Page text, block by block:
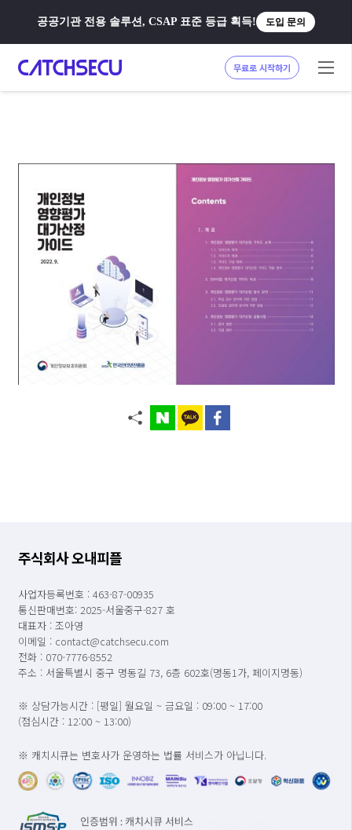
공공기관 전용 솔루션, CSAP 표준 등급 획득! 도입 문의
무료로 시작하기
주식회사 오내피플
사업자등록번호 : 463-87-00935
통신판매번호: 2025-서울중구-827 호
대표자 : 조아영
이메일 : contact@catchsecu.com
전화 : 070-7776-8552
주소 : 서울특별시 중구 명동길 73, 6층 602호(명동1가, 페이지명동)
※ 상담가능시간 : [평일] 월요일 ~ 금요일 : 09:00 ~ 17:00
(점심시간 : 12:00 ~ 13:00)
※ 캐치시큐는 변호사가 운영하는 법률 서비스가 아닙니다.